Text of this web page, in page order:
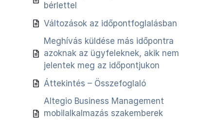
bérlettel
Változások az időpontfoglalásban
Meghívás küldése más időpontra
azoknak az ügyfeleknek, akik nem
jelentek meg az időpontjukon
Áttekintés – Összefoglaló
Altegio Business Management
mobilalkalmazás szakemberek